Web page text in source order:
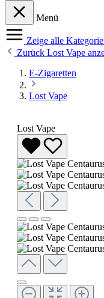
Menü
Zeige alle
Zurück Lost Vape
E-Zigaretten
Lost Vape
Lost Vape